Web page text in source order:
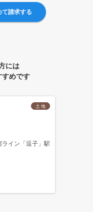
て請求する
には
すめです
土 地
イン「逗子」駅